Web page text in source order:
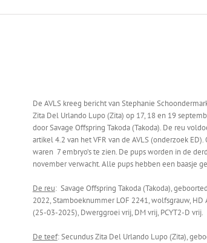
De AVLS kreeg bericht van Stephanie
Zita Del Urlando Lupo (Zita) op 17, 18 en 19
door Savage Offspring Takoda (Takoda). De reu
artikel 4.2 van het VFR van de AVLS (onderzoek ED).
waren 7 embryo’s te zien. De pups worden in de
november verwacht. Alle pups hebben een baasje
De reu: Savage Offspring Takoda (Takoda),
2022, Stamboeknummer LOF 2241, wolfsgrauw, HD
(25-03-2025), Dwerggroei vrij, DM vrij, PCYT2-D vrij.
De teef: Secundus Zita Del Urlando Lupo (Zita),